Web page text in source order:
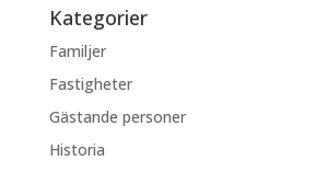
Kategorier
Familjer
Fastigheter
Gästande personer
Historia